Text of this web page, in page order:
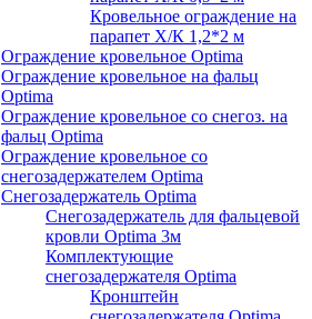
Кровельное ограждение на
парапет Х/К 1,2*2 м
Ограждение кровельное Optima
Ограждение кровельное на фальц
Optima
Ограждение кровельное со снегоз. на
фальц Optima
Ограждение кровельное со
снегозадержателем Optima
Снегозадержатель Optima
Снегозадержатель для фальцевой
кровли Optima 3м
Комплектующие
снегозадержателя Optima
Кронштейн